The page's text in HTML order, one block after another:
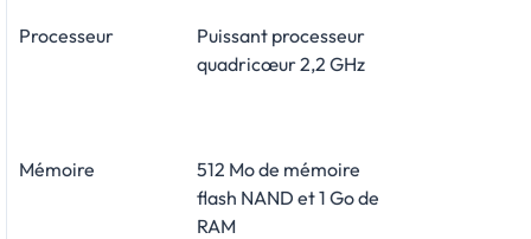
Processeur
Puissant processeur
quadricœur 2,2 GHz
Mémoire
512 Mo de mémoire
flash NAND et 1 Go de
RAM